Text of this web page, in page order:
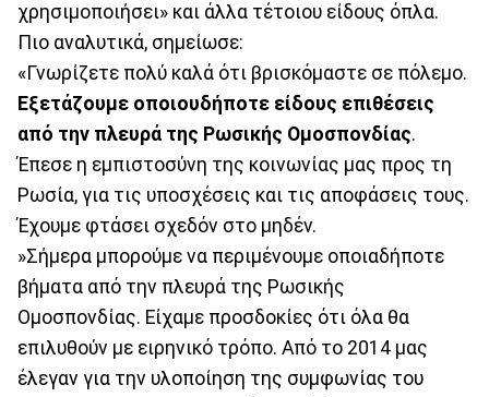
χρησιμοποιήσει» και άλλα τέτοιου είδους όπλα.
Πιο αναλυτικά, σημείωσε:
«Γνωρίζετε πολύ καλά ότι βρισκόμαστε σε πόλεμο.
Εξετάζουμε οποιουδήποτε είδους επιθέσεις
από την πλευρά της Ρωσικής Ομοσπονδίας.
Έπεσε η εμπιστοσύνη της κοινωνίας μας προς τη
Ρωσία, για τις υποσχέσεις και τις αποφάσεις τους.
Έχουμε φτάσει σχεδόν στο μηδέν.
»Σήμερα μπορούμε να περιμένουμε οποιαδήποτε
βήματα από την πλευρά της Ρωσικής
Ομοσπονδίας. Είχαμε προσδοκίες ότι όλα θα
επιλυθούν με ειρηνικό τρόπο. Από το 2014 μας
έλεγαν για την υλοποίηση της συμφωνίας του